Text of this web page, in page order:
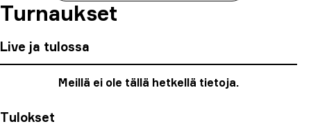
Turnaukset
Live ja tulossa
Meillä ei ole tällä hetkellä tietoja.
Tulokset